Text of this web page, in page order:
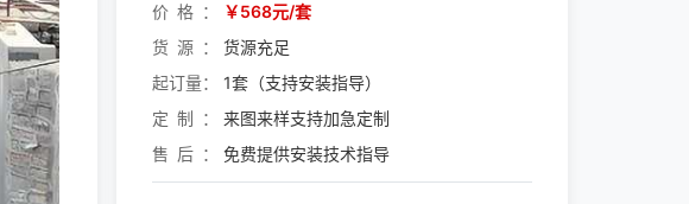
价格
￥568元/套
货源
货源充足
起订量
1套（支持安装指导）
定制
来图来样支持加急定制
售后
免费提供安装技术指导